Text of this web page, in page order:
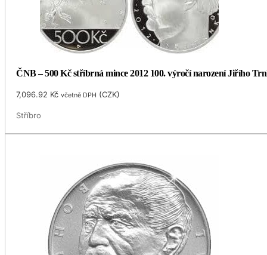
ČNB – 500 Kč stříbrná mince 2012 100. výročí narození Jiřího
7,096.92 Kč včetně DPH (CZK)
Stříbro